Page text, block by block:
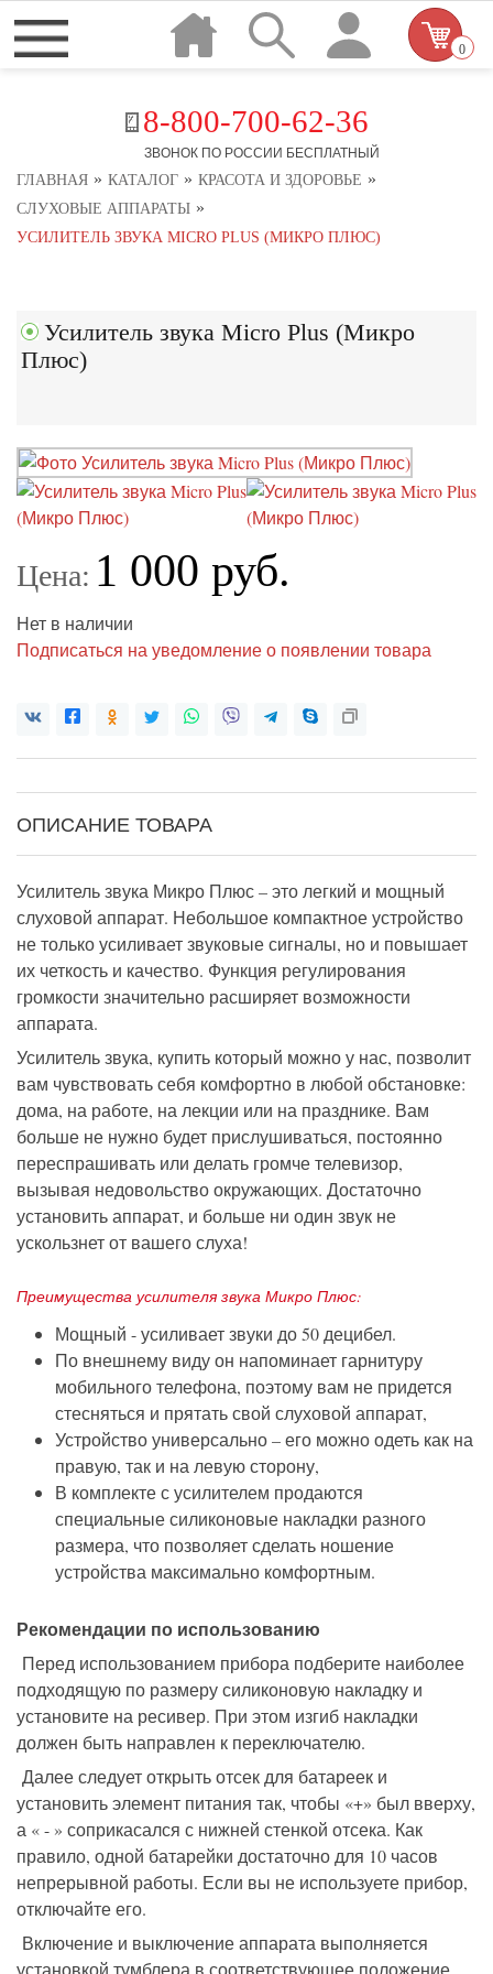
8-800-700-62-36
ЗВОНОК ПО РОССИИ БЕСПЛАТНЫЙ
0
ГЛАВНАЯ » КАТАЛОГ » КРАСОТА И ЗДОРОВЬЕ »
СЛУХОВЫЕ АППАРАТЫ »
УСИЛИТЕЛЬ ЗВУКА MICRO PLUS (МИКРО ПЛЮС)
Усилитель звука Micro Plus (Микро
Плюс)
Цена: 1 000 руб.
Нет в наличии
Подписаться на уведомление о появлении товара
ОПИСАНИЕ ТОВАРА
Усилитель звука Микро Плюс – это легкий и мощный
слуховой аппарат. Небольшое компактное устройство
не только усиливает звуковые сигналы, но и повышает
их четкость и качество. Функция регулирования
громкости значительно расширяет возможности
аппарата.
Усилитель звука, купить который можно у нас, позволит
вам чувствовать себя комфортно в любой обстановке:
дома, на работе, на лекции или на празднике. Вам
больше не нужно будет прислушиваться, постоянно
переспрашивать или делать громче телевизор,
вызывая недовольство окружающих. Достаточно
установить аппарат, и больше ни один звук не
ускользнет от вашего слуха!
Преимущества усилителя звука Микро Плюс:
Мощный - усиливает звуки до 50 децибел.
По внешнему виду он напоминает гарнитуру
мобильного телефона, поэтому вам не придется
стесняться и прятать свой слуховой аппарат,
Устройство универсально – его можно одеть как на
правую, так и на левую сторону,
В комплекте с усилителем продаются
специальные силиконовые накладки разного
размера, что позволяет сделать ношение
устройства максимально комфортным.
Рекомендации по использованию
Перед использованием прибора подберите наиболее
подходящую по размеру силиконовую накладку и
установите на ресивер. При этом изгиб накладки
должен быть направлен к переключателю.
Далее следует открыть отсек для батареек и
установить элемент питания так, чтобы «+» был вверху,
а « - » соприкасался с нижней стенкой отсека. Как
правило, одной батарейки достаточно для 10 часов
непрерывной работы. Если вы не используете прибор,
отключайте его.
Включение и выключение аппарата выполняется